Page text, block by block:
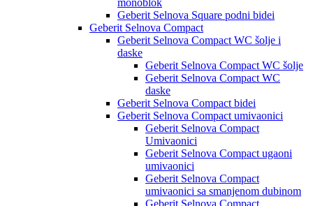
monoblok
Geberit Selnova Square podni bidei
Geberit Selnova Compact
Geberit Selnova Compact WC šolje i
daske
Geberit Selnova Compact WC šolje
Geberit Selnova Compact WC
daske
Geberit Selnova Compact bidei
Geberit Selnova Compact umivaonici
Geberit Selnova Compact
Umivaonici
Geberit Selnova Compact ugaoni
umivaonici
Geberit Selnova Compact
umivaonici sa smanjenom dubinom